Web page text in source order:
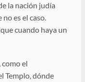
la nación judía
es el caso.
cuando haya un
el
Templo, dónde